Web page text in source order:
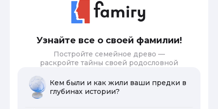
Узнайте все о своей фамилии!
Постройте семейное древо —
раскройте тайны своей родословной
Кем были и как жили ваши предки в
глубинах истории?